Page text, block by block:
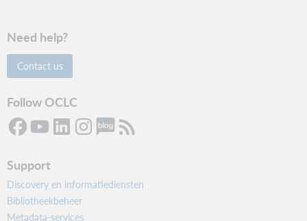
Need help?
Contact us
Follow OCLC
Support
Discovery en informatiediensten
Bibliotheekbeheer
Metadata-services